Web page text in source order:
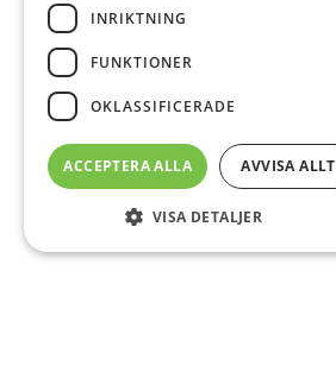
INRIKTNING
FUNKTIONER
OKLASSIFICERADE
ACCEPTERA ALLA AVVISA ALLT
VISA DETALJER